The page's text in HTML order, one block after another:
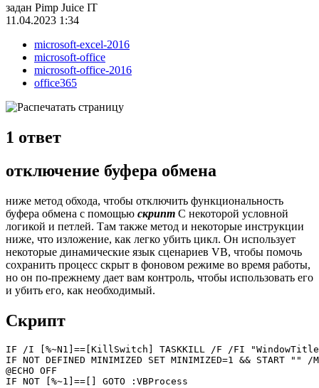
задан Pimp Juice IT
11.04.2023 1:34
microsoft-excel-2016
microsoft-office
microsoft-office-2016
office365
1 ответ
отключение буфера обмена
ниже метод обхода, чтобы отключить функциональность
буфера обмена с помощью скрипт С некоторой условной
логикой и петлей. Там также метод и некоторые инструкции
ниже, что изложение, как легко убить цикл. Он использует
некоторые динамические язык сценариев VB, чтобы помочь
сохранить процесс скрыт в фоновом режиме во время работы,
но он по-прежнему дает вам контроль, чтобы использовать его
и убить его, как необходимый.
Скрипт
IF /I [%~N1]==[KillSwitch] TASKKILL /F /FI
IF NOT DEFINED MINIMIZED SET MINIMIZED=1 && START ""
@ECHO OFF
IF NOT [%~1]==[] GOTO :VBProcess